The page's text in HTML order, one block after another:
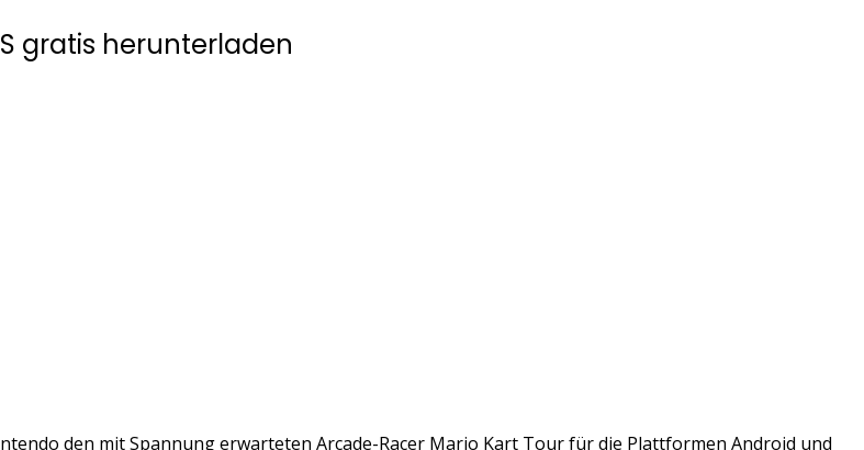
gratis herunterladen
den mit Spannung erwarteten Arcade-Racer Mario Kart Tour für die Plattformen Android und